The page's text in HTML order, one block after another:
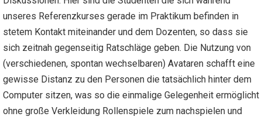
unseres Referenzkurses gerade im Praktikum befinden in
stetem Kontakt miteinander und dem Dozenten, so dass sie
sich zeitnah gegenseitig Ratschläge geben. Die Nutzung von
(verschiedenen, spontan wechselbaren) Avataren schafft eine
gewisse Distanz zu den Personen die tatsächlich hinter dem
Computer sitzen, was so die einmalige Gelegenheit ermöglicht
ohne große Verkleidung Rollenspiele zum nachspielen und